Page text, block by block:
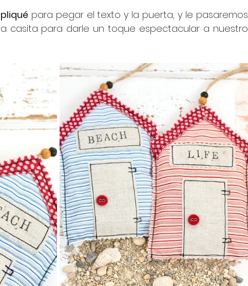
para pegar el texto y la puerta, y le pasaremos
casita para darle un toque espectacular a nuestro